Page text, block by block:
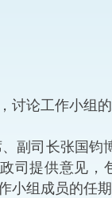
(越南语)
论工作小组的
司长张国钧
司提供意见，
组成员的任期